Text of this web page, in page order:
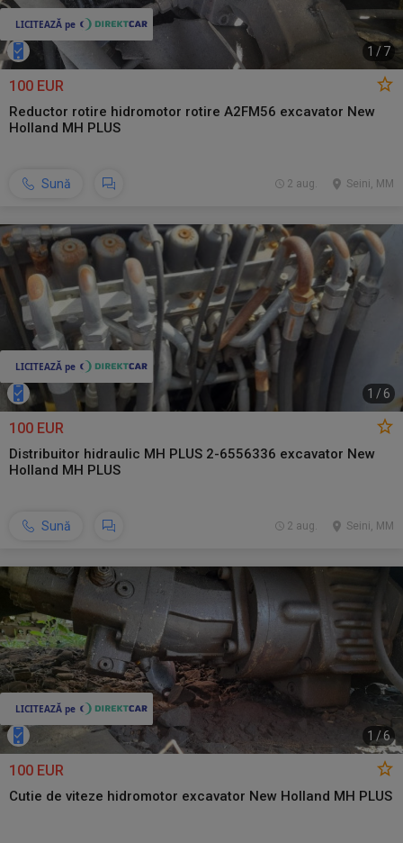
1 /7
100 EUR
Reductor rotire hidromotor rotire A2FM56 excavator New
Holland MH PLUS
Sună Seini, MM
2 aug.
1 / 6
100 EUR
Distribuitor hidraulic MH PLUS 2-6556336 excavator New
Holland MH PLUS
Sună Seini, MM
2 aug.
1 /6
100 EUR
Cutie de viteze hidromotor excavator New Holland MH PLUS